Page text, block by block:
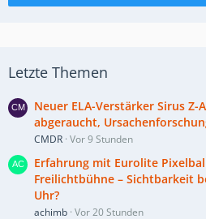
Letzte Themen
Neuer ELA-Verstärker Sirus
abgeraucht,
CMDR Vor 9 Stunden
Erfahrung mit Eurolite
Freilichtbühne – Sichtbarkeit
Uhr?
achimb Vor 20 Stunden